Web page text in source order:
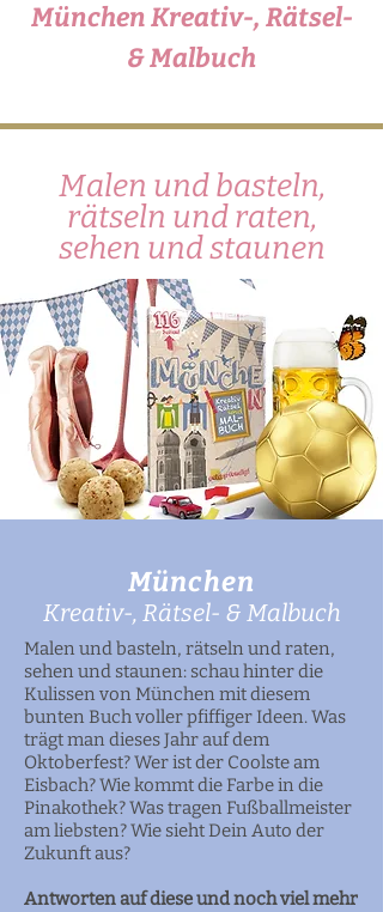
München Kreativ-, Rätsel-
& Malbuch
Malen und basteln,
rätseln und raten,
sehen und staunen
München
Kreativ-, Rätsel- & Malbuch
Malen und basteln, rätseln und raten,
sehen und staunen: schau hinter die
Kulissen von München mit diesem
bunten Buch voller pfiffiger Ideen. Was
trägt man dieses Jahr auf dem
Oktoberfest? Wer ist der Coolste am
Eisbach? Wie kommt die Farbe in die
Pinakothek? Was tragen Fußballmeister
am liebsten? Wie sieht Dein Auto der
Zukunft aus?
Antworten auf diese und noch viel mehr